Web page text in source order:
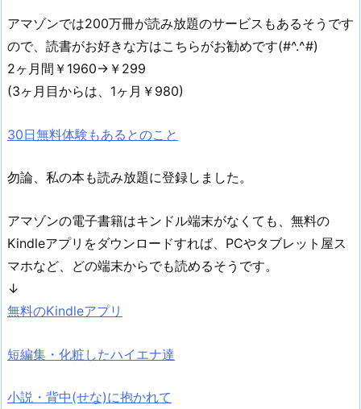
アマゾンでは200万冊が読み放題のサービスもあるそうです
ので、読書がお好きな方はこちらがお勧めです(#^.^#)
2ヶ月間￥1960→￥299
(3ヶ月目からは、1ヶ月￥980)
30日無料体験もあるとのこと
勿論、私の本も読み放題に登録しました。
アマゾンの電子書籍はキンドル端末がなくても、無料の
Kindleアプリをダウンロードすれば、PCやタブレット屋ス
マホなど、どの端末からでも読めるそうです。
↓
無料のKindleアプリ
短編集・化粧したハイエナ達
小説・背中(せな)に抱かれて